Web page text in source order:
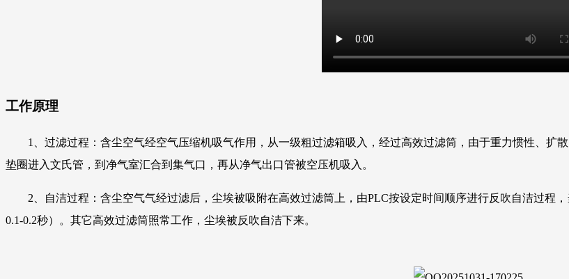
工作原理
1、过滤过程：含尘空气经空气压缩机吸气作用，从一级粗过滤箱吸入，经过高效过滤筒，由于重力惯性、扩
垫圈进入文氏管，到净气室汇合到集气口，再从净气出口管被空压机吸入。
2、自洁过程：含尘空气气经过滤后，尘埃被吸附在高效过滤筒上，由PLC按设定时间顺序进行反吹自洁过程
0.1-0.2秒）。其它高效过滤筒照常工作，尘埃被反吹自洁下来。